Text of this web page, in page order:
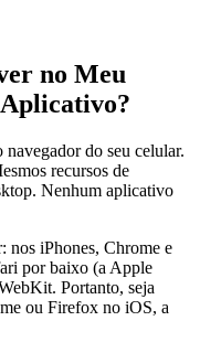
no Meu
do seu celular.
recursos de
Nenhum aplicativo
nos iPhones, Chrome e
por baixo (a Apple
Portanto, seja
ou Firefox no iOS, a